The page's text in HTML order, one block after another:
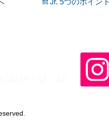
fit Jr. 5つのポイント